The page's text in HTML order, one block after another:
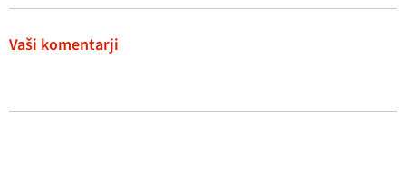
Vaši komentarji